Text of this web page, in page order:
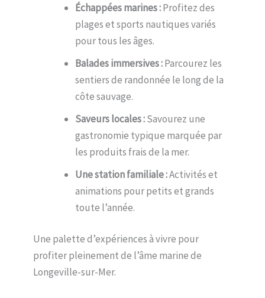
Échappées marines :Profitez des
plages et sports nautiques variés
pour tous les âges.
Balades immersives :Parcourez les
sentiers de randonnée le long de la
côte sauvage.
Saveurs locales :Savourez une
gastronomie typique marquée par
les produits frais de la mer.
Une station familiale :Activités et
animations pour petits et grands
toute l’année.
Une palette d’expériences à vivre pour
profiter pleinement de l’âme marine de
Longeville-sur-Mer.